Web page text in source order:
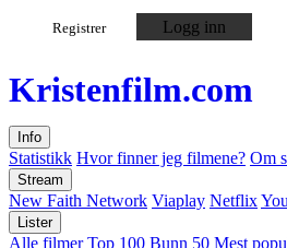
Registrer Logg inn
Kristenfilm.com
Info
Statistikk Hvor finner jeg filmene? Om
Stream
New Faith Network Viaplay Netflix
Lister
Alle filmer Top 100 Bunn 50 Mest